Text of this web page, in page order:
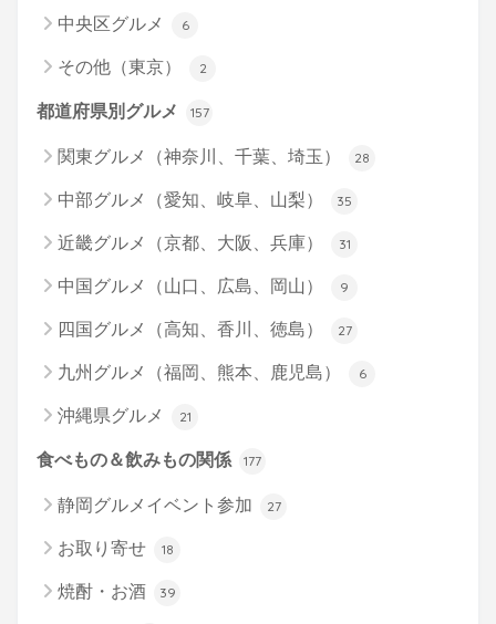
中央区グルメ 6
その他（東京） 2
都道府県別グルメ 157
関東グルメ（神奈川、千葉、埼玉） 28
中部グルメ（愛知、岐阜、山梨） 35
近畿グルメ（京都、大阪、兵庫） 31
中国グルメ（山口、広島、岡山） 9
四国グルメ（高知、香川、徳島） 27
九州グルメ（福岡、熊本、鹿児島） 6
沖縄県グルメ 21
食べもの＆飲みもの関係 177
静岡グルメイベント参加 27
お取り寄せ 18
焼酎・お酒 39